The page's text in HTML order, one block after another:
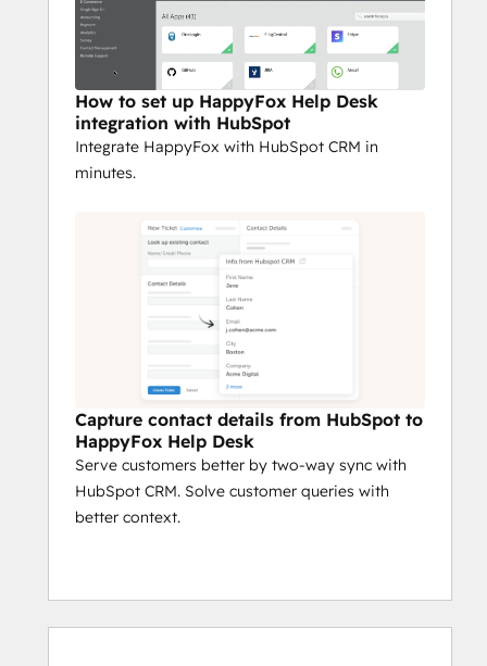
How to set up HappyFox Help Desk
integration with HubSpot
Integrate HappyFox with HubSpot CRM in
minutes.
Capture contact details from HubSpot to
HappyFox Help Desk
Serve customers better by two-way sync with
HubSpot CRM. Solve customer queries with
better context.